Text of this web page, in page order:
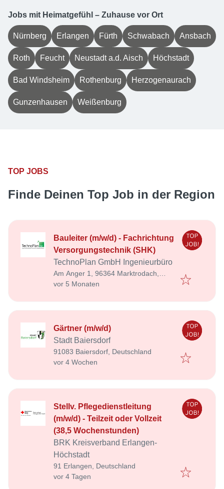
Jobs mit Heimatgefühl – Zuhause vor Ort
Nürnberg Erlangen Fürth Schwabach Ansbach
Roth Feucht Neustadt a.d. Aisch Höchstadt
Bad Windsheim Rothenburg Herzogenaurach
Gunzenhausen Weißenburg
TOP JOBS
Finde Deinen Top Job in der Region
Bauleiter (m/w/d) - Fachrichtung
Versorgungstechnik (SHK)
TechnoPlan GmbH Ingenieurbüro
Am Anger 1, 96364 Marktrodach,
Deutschland
Veröffentlicht:
vor 5 Monaten
Gärtner (m/w/d)
Stadt Baiersdorf
91083 Baiersdorf, Deutschland
Veröffentlicht:
vor 4 Wochen
Stellv. Pflegedienstleitung
(m/w/d) - Teilzeit oder Vollzeit
(38,5 Wochenstunden)
BRK Kreisverband Erlangen-
Höchstadt
91 Erlangen, Deutschland
Veröffentlicht
vor 4 Tagen